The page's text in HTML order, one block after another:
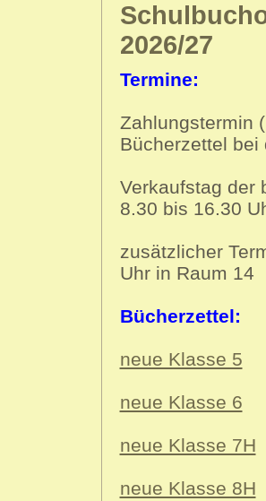
2026/27
Termine:
Zahlungstermin
Bücherzettel bei
Verkaufstag der
8.30 bis 16.30
zusätzlicher
Uhr in Raum 14
Bücherzettel:
neue Klasse 5
neue Klasse 6
neue Klasse 7H
neue Klasse 8H